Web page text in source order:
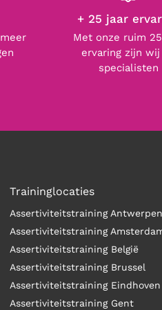
+ 25 jaar
Met onze ruim
ervaring zijn wij
specialisten
Traininglocaties
Assertiviteitstraining Antwerpen
Assertiviteitstraining
Assertiviteitstraining België
Assertiviteitstraining Brussel
Assertiviteitstraining Eindhoven
Assertiviteitstraining Gent